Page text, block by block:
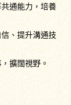
通能力，培養
、提升溝通技
擴闊視野。